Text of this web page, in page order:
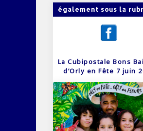
également sous la
La Cubipostale Bons
d’Orly en Fête 7 juin